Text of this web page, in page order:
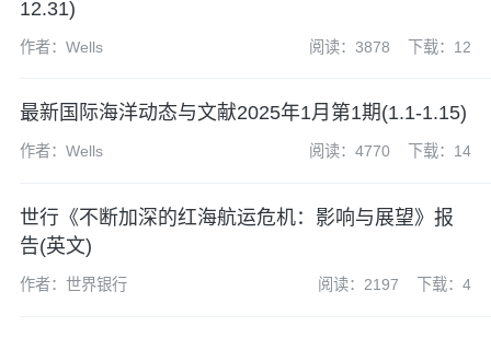
12.31)
作者：Wells 阅读：3878 下载：12
最新国际海洋动态与文献2025年1月第1期(1.1-1.15)
作者：Wells 阅读：4770 下载：14
世行《不断加深的红海航​​运危机：影响与展望》报
告(英文)
作者：世界银行 阅读：2197 下载：4